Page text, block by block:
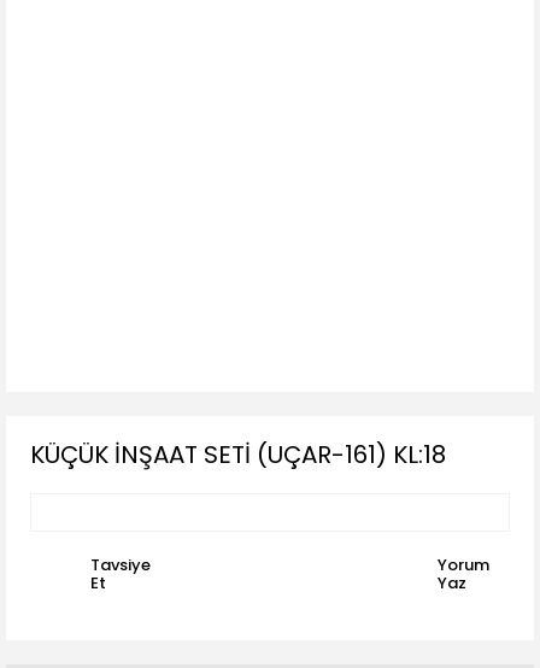
KÜÇÜK İNŞAAT SETİ (UÇAR-161) KL:18
Tavsiye
Et
Yorum
Yaz